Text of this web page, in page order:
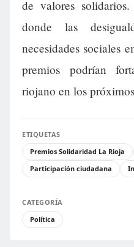
de valores
donde las
necesidades sociales
premios podrían
riojano en los
ETIQUETAS
Premios Solidaridad La Rioja
Participación ciudadana
CATEGORÍA
Política